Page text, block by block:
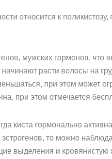
относится к
мужских гормонов, что
расти волосы на
при этом может
при этом отмечается
киста гормонально
то можно
выделения и кровянистую